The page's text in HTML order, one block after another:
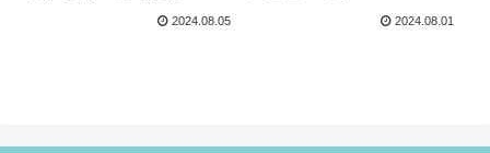
KANOSUKE、5年、61度
2024.08.05 2024.08.01